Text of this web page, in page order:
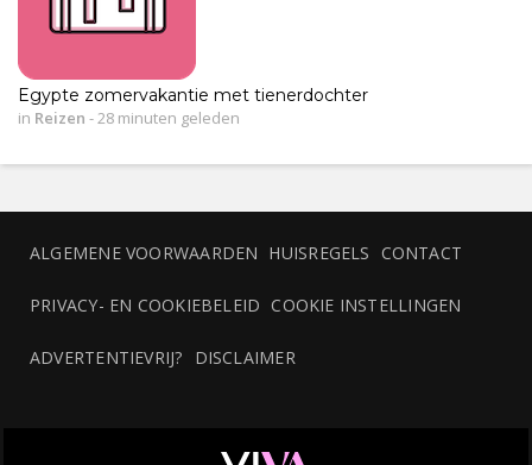
Egypte zomervakantie met tienerdochter
in Reizen -28 minuten geleden
ALGEMENE VOORWAARDEN HUISREGELS CONTACT
PRIVACY- EN COOKIEBELEID COOKIE INSTELLINGEN
ADVERTENTIEVRIJ? DISCLAIMER